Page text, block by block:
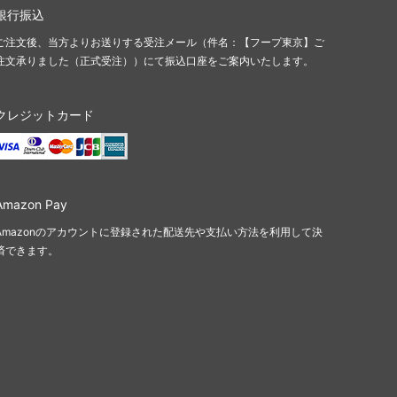
行振込
注文後、当方よりお送りする受注メール（件名：【フープ東京】ご
文承りました（正式受注））にて振込口座をご案内いたします。
レジットカード
Pay
のアカウントに登録された配送先や支払い方法を利用して決
できます。